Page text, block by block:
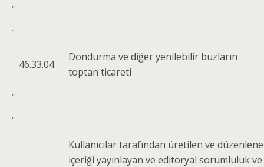
”
“
46.33.04
Dondurma ve diğer yenilebilir buzların
toptan ticareti
”
“
Kullanıcılar tarafından üretilen ve
içeriği yayınlayan ve editoryal sorumluluk ve